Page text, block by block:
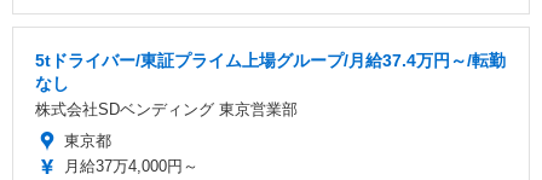
5tドライバー/東証プライム上場グループ/月給37.4万円～/転勤
なし
株式会社SDベンディング 東京営業部
東京都
月給37万4,000円～